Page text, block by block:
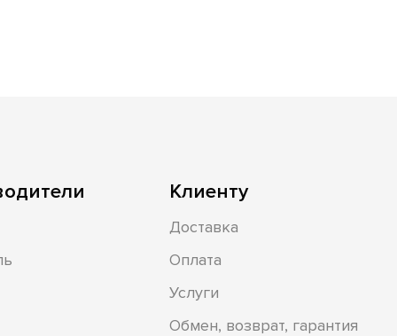
Клиенту
Доставка
Оплата
Услуги
Обмен, возврат, гарантия